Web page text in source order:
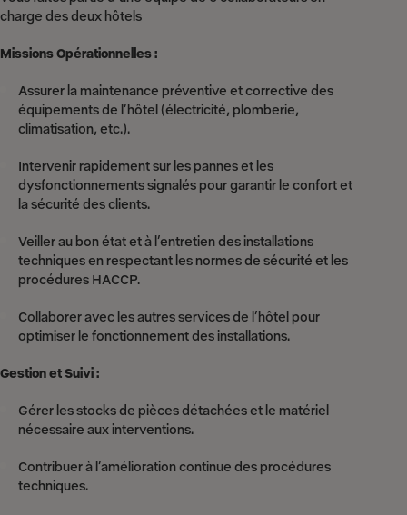
charge des deux hôtels
Missions Opérationnelles :
Assurer la maintenance préventive et corrective des
équipements de l’hôtel (électricité, plomberie,
climatisation, etc.).
Intervenir rapidement sur les pannes et les
dysfonctionnements signalés pour garantir le confort et
la sécurité des clients.
Veiller au bon état et à l’entretien des installations
techniques en respectant les normes de sécurité et les
procédures HACCP.
Collaborer avec les autres services de l’hôtel pour
optimiser le fonctionnement des installations.
Gestion et Suivi :
Gérer les stocks de pièces détachées et le matériel
nécessaire aux interventions.
Contribuer à l’amélioration continue des procédures
techniques.